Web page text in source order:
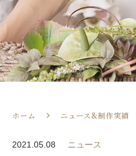
ホーム ニュース&制作実績
2021.05.08 ニュース